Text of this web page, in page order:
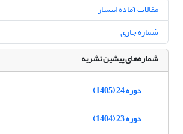
مقالات آماده انتشار
شماره جاری
شماره‌های پیشین نشریه
دوره 24 (1405)
دوره 23 (1404)